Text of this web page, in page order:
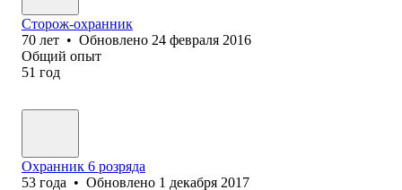
Сторож-охранник
70 лет • Обновлено 24 февраля 2016
Общий опыт
51 год
Охранник 6 розряда
53 года • Обновлено 1 декабря 2017